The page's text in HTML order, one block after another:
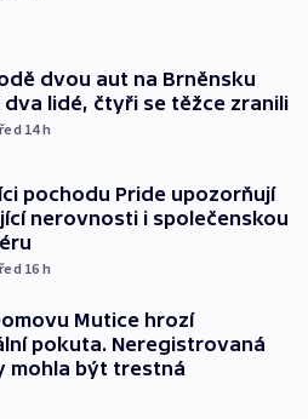
dvou aut na Brněnsku
dva lidé, čtyři se těžce zranili
14h
pochodu Pride upozorňují
nerovnosti i společenskou
16 h
Mutice hrozí
pokuta. Neregistrovaná
mohla být trestná